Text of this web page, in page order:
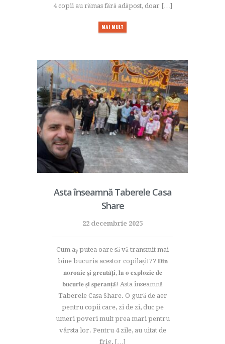
4 copii au rămas fără adăpost, doar […]
MAI MULT
Asta înseamnă Taberele Casa
Share
22 decembrie 2025
Cum aș putea oare să vă transmit mai
bine bucuria acestor copilași!?? 𝐃𝐢𝐧
𝐧𝐨𝐫𝐨𝐚𝐢𝐞 𝐬̦𝐢 𝐠𝐫𝐞𝐮𝐭𝐚̆𝐭̦𝐢, 𝐥𝐚 𝐨 𝐞𝐱𝐩𝐥𝐨𝐳𝐢𝐞 𝐝𝐞
𝐛𝐮𝐜𝐮𝐫𝐢𝐞 𝐬̦𝐢 𝐬𝐩𝐞𝐫𝐚𝐧𝐭̦𝐚̆! Asta înseamnă
Taberele Casa Share. O gură de aer
pentru copii care, zi de zi, duc pe
umeri poveri mult prea mari pentru
vârsta lor. Pentru 4 zile, au uitat de
frig, […]